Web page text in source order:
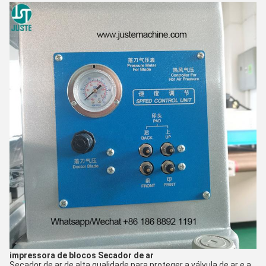
impressora de blocos Secador de ar